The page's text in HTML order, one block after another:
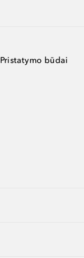
Pristatymo būdai